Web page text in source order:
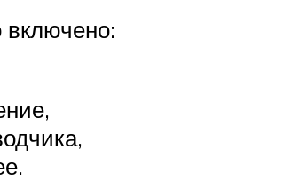
включено: